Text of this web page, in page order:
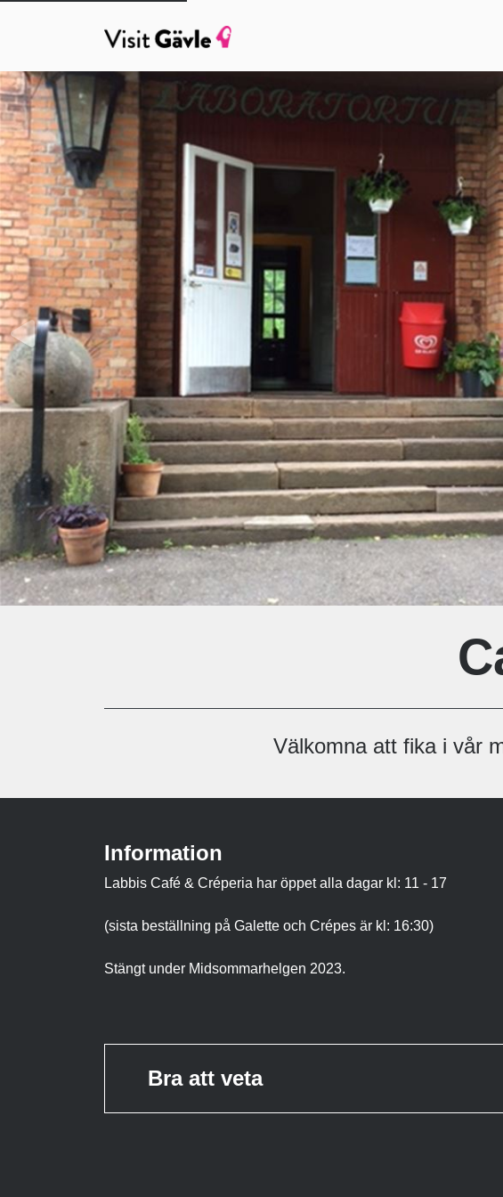
Välkomna att fika i vår
Information
Labbis Café & Créperia har öppet alla dagar kl: 11 - 17
(sista beställning på Galette och Crépes är kl: 16:30)
Stängt under Midsommarhelgen 2023.​
Bra att veta